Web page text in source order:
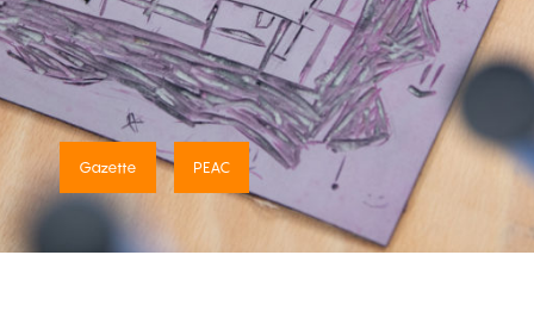
Gazette PEAC